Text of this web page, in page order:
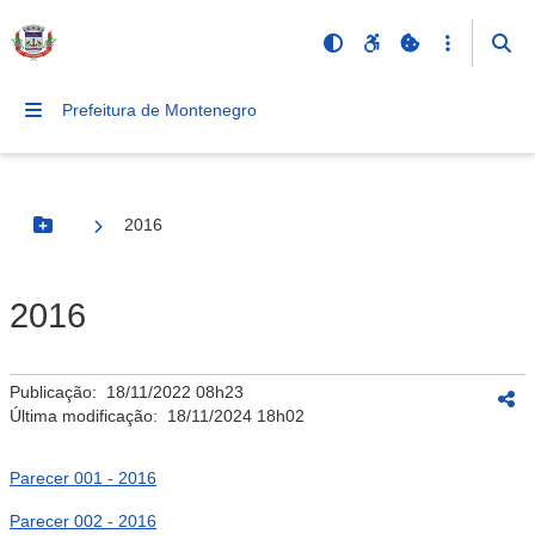
Prefeitura de Montenegro
Botão Menu
2016
2016
Publicação: 18/11/2022 08h23
Última modificação: 18/11/2024 18h02
Parecer 001 - 2016
Parecer 002 - 2016